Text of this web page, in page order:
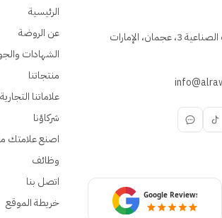
الإمارات
الرئيسية
عن الروضة
الشهادات
منتجاتنا
علاماتنا التجارية
شركاؤنا
اصنع علامتك
وظائف
اتصل بنا
خريطة الموقع